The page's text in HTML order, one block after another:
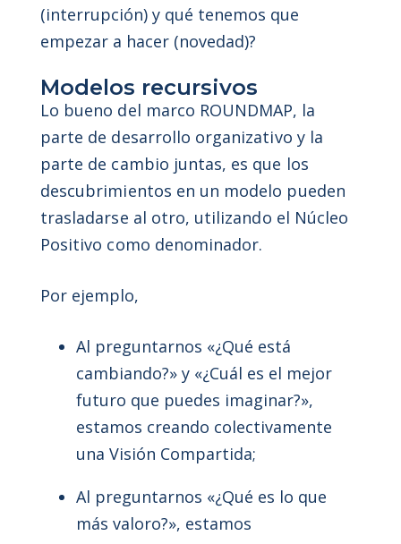
(interrupción) y qué tenemos que
empezar a hacer (novedad)?
Modelos recursivos
Lo bueno del marco ROUNDMAP, la
parte de desarrollo organizativo y la
parte de cambio juntas, es que los
descubrimientos en un modelo pueden
trasladarse al otro, utilizando el Núcleo
Positivo como denominador.
Por ejemplo,
Al preguntarnos «¿Qué está
cambiando?» y «¿Cuál es el mejor
futuro que puedes imaginar?»,
estamos creando colectivamente
una Visión Compartida;
Al preguntarnos «¿Qué es lo que
más valoro?», estamos